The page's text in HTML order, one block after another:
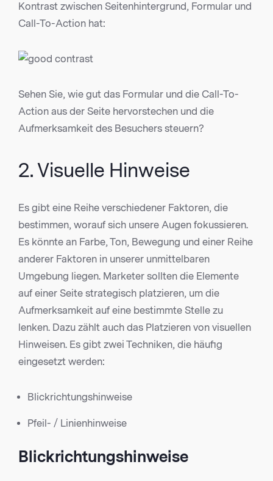
Kontrast zwischen Seitenhintergrund, Formular und
Call-To-Action hat:
Sehen Sie, wie gut das Formular und die Call-To-
Action aus der Seite hervorstechen und die
Aufmerksamkeit des Besuchers steuern?
2. Visuelle Hinweise
Es gibt eine Reihe verschiedener Faktoren, die
bestimmen, worauf sich unsere Augen fokussieren.
Es könnte an Farbe, Ton, Bewegung und einer Reihe
anderer Faktoren in unserer unmittelbaren
Umgebung liegen. Marketer sollten die Elemente
auf einer Seite strategisch platzieren, um die
Aufmerksamkeit auf eine bestimmte Stelle zu
lenken. Dazu zählt auch das Platzieren von visuellen
Hinweisen. Es gibt zwei Techniken, die häufig
eingesetzt werden:
Blickrichtungshinweise
Pfeil- / Linienhinweise
Blickrichtungshinweise